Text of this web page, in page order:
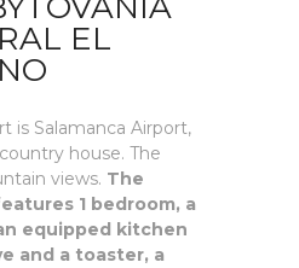
EL
is Salamanca Airport,
house. The
views. The
1 bedroom, a
equipped kitchen
and a toaster, a